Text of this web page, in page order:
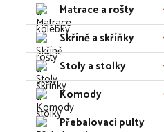
Matrace a rošty
Skříně a skříňky
Stoly a stolky
Komody
Přebalovací pulty